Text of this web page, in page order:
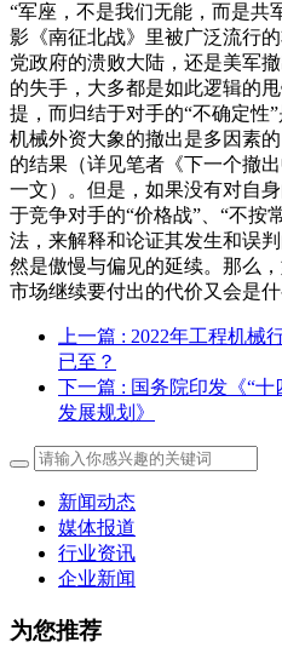
“军座，不是我们无能，而是共
影《南征北战》里被广泛流行
党政府的溃败大陆，还是美军
的失手，大多都是如此逻辑的
提，而归结于对手的“不确定性
机械外资大象的撤出是多因素
的结果（详见笔者《下一个撤
一文）。但是，如果没有对自
于竞争对手的“价格战”、“不按
法，来解释和论证其发生和误
然是傲慢与偏见的延续。那么
市场继续要付出的代价又会是什
上一篇 : 2022年工程机械
已至？
下一篇 : 国务院印发《“
发展规划》
新闻动态
媒体报道
行业资讯
企业新闻
为您推荐